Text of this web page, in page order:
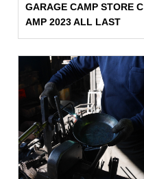
GARAGE CAMP STORE C
AMP 2023 ALL LAST